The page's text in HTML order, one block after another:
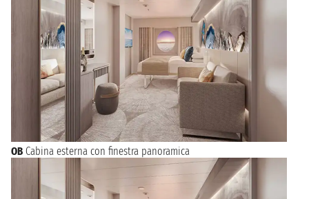
OB Cabina esterna con finestra panoramica